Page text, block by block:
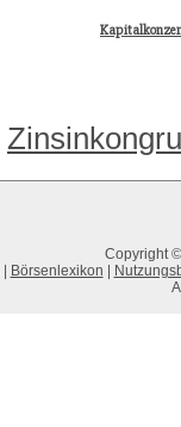
Copyright
Börsenlexikon